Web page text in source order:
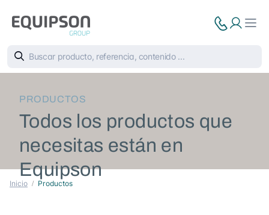
PRODUCTOS
Todos los productos que
necesitas están en
Equipson
Inicio Productos